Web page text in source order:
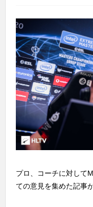
プロ、コーチに対して
ての意見を集めた記事